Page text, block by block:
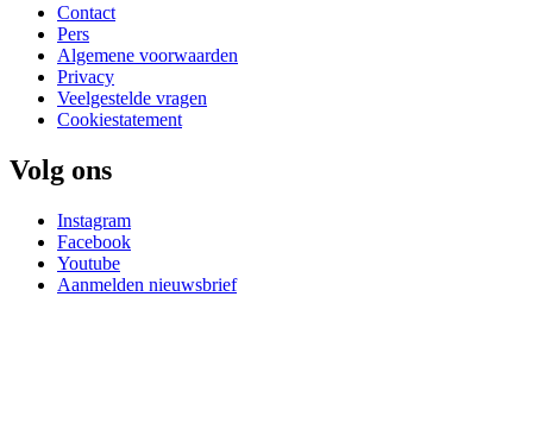
Contact
Pers
Algemene voorwaarden
Privacy
Veelgestelde vragen
Cookiestatement
Volg ons
Instagram
Facebook
Youtube
Aanmelden nieuwsbrief